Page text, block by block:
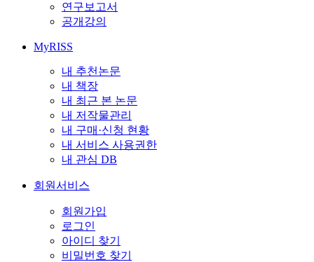
연구보고서
공개강의
MyRISS
내 추천논문
내 책장
내 최근 본 논문
내 저작물관리
내 구매·신청 현황
내 서비스 사용권한
내 관심 DB
회원서비스
회원가입
로그인
아이디 찾기
비밀번호 찾기